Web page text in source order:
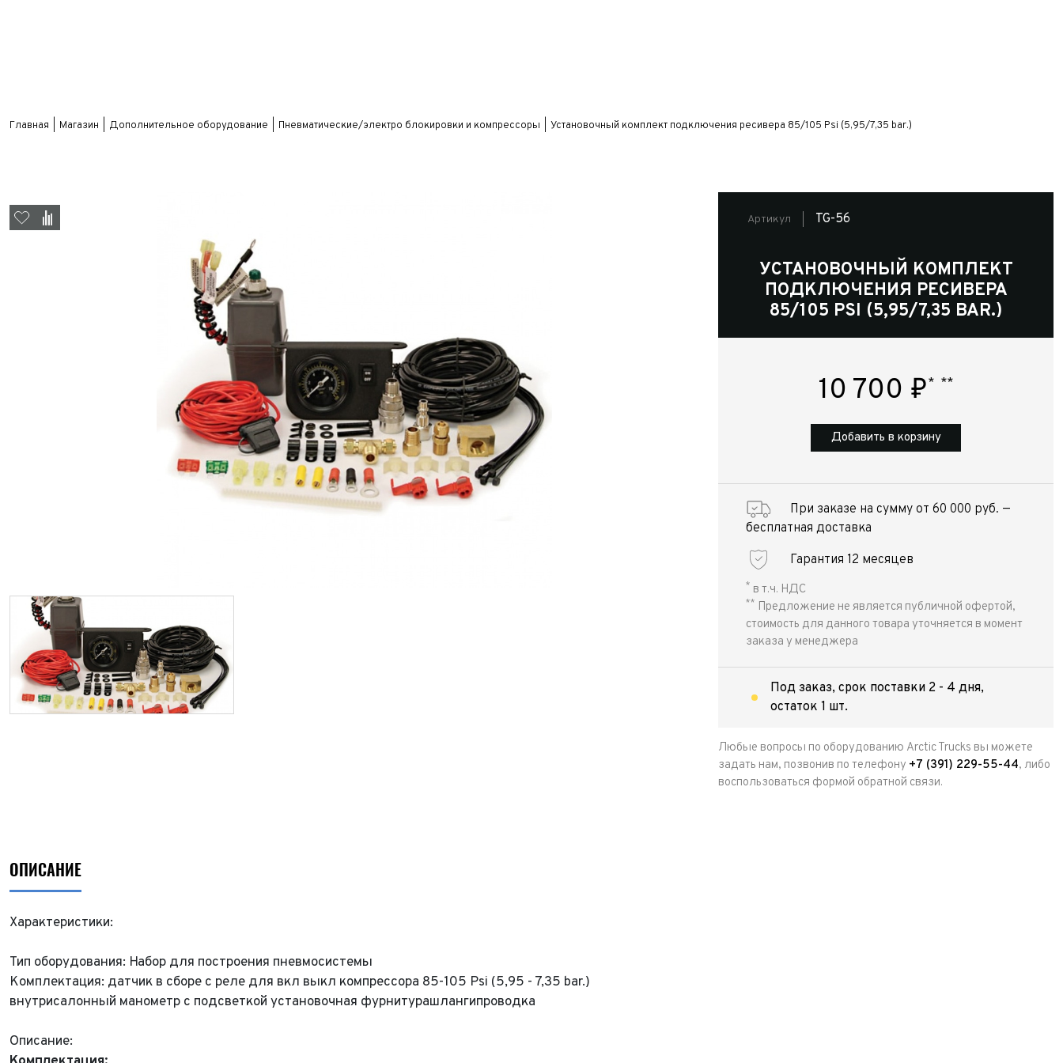
Главная Магазин Дополнительное оборудование Пневматические/электро блокировки и компрессоры Установочный комплект подключения ресивера 85/105 Psi (5,95/7,35 bar.)
Артикул TG-56
УСТАНОВОЧНЫЙ КОМПЛЕКТ
ПОДКЛЮЧЕНИЯ РЕСИВЕРА
85/105 PSI (5,95/7,35 BAR.)
10 700 ₽* **
Добавить в корзину
При заказе на сумму от 60 000 руб. —
бесплатная доставка
Гарантия 12 месяцев
* в т.ч. НДС
** Предложение не является публичной офертой,
стоимость для данного товара уточняется в момент
заказа у менеджера
Под заказ, срок поставки 2 - 4 дня,
остаток 1 шт.
Любые вопросы по оборудованию Arctic Trucks вы можете
задать нам, позвонив по телефону +7 (391) 229-55-44, либо
воспользоваться формой обратной связи.
ОПИСАНИЕ
Характеристики:
Тип оборудования: Набор для построения пневмосистемы
Комплектация: датчик в сборе с реле для вкл выкл компрессора 85-105 Psi (5,95 - 7,35 bar.)
внутрисалонный манометр с подсветкой установочная фурнитурашлангипроводка
Описание: